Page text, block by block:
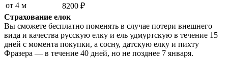
от 4 м
8200 ₽
Страхование елок
Вы сможете бесплатно поменять в случае потери внешнего
вида и качества русскую елку и ель удмуртскую в течение 15
дней с момента покупки, а сосну, датскую елку и пихту
Фразера — в течение 40 дней, но не позднее 7 января.